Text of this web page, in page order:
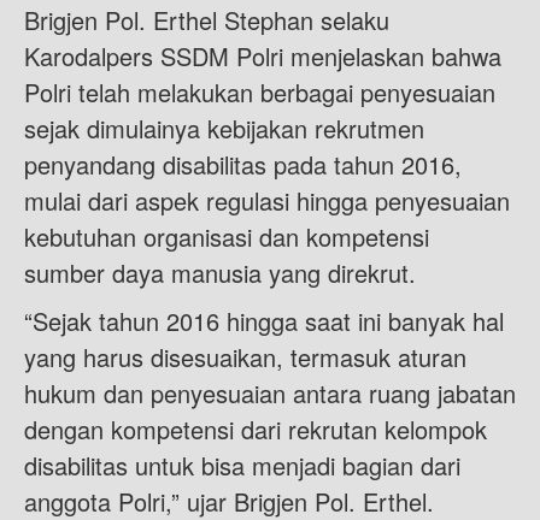
Brigjen Pol. Erthel Stephan selaku
Karodalpers SSDM Polri menjelaskan bahwa
Polri telah melakukan berbagai penyesuaian
sejak dimulainya kebijakan rekrutmen
penyandang disabilitas pada tahun 2016,
mulai dari aspek regulasi hingga penyesuaian
kebutuhan organisasi dan kompetensi
sumber daya manusia yang direkrut.
“Sejak tahun 2016 hingga saat ini banyak hal
yang harus disesuaikan, termasuk aturan
hukum dan penyesuaian antara ruang jabatan
dengan kompetensi dari rekrutan kelompok
disabilitas untuk bisa menjadi bagian dari
anggota Polri,” ujar Brigjen Pol. Erthel.